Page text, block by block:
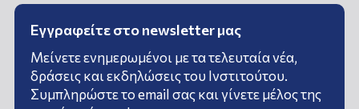
Εγγραφείτε στο newsletter μας
Μείνετε ενημερωμένοι με τα τελευταία νέα,
δράσεις και εκδηλώσεις του Ινστιτούτου.
Συμπληρώστε το email σας και γίνετε μέλος της